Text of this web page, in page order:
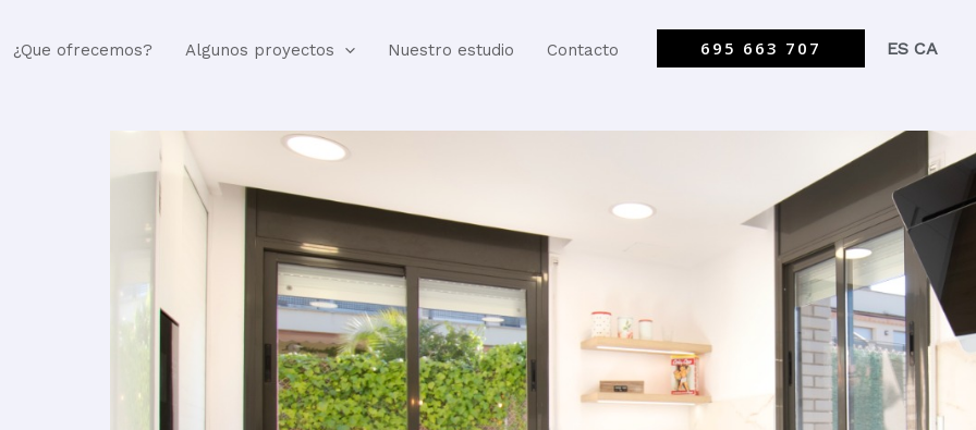
¿Que ofrecemos? Algunos proyectos Nuestro estudio Contacto 695 663 707 ES CA